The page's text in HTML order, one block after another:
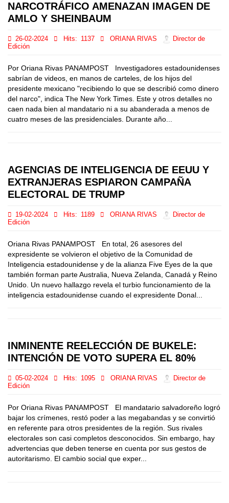
NARCOTRÁFICO AMENAZAN IMAGEN DE
AMLO Y SHEINBAUM
26-02-2024 Hits: 1137 ORIANA RIVAS
Director de
Edición
Por Oriana Rivas PANAMPOST Investigadores estadounidenses
sabrían de videos, en manos de carteles, de los hijos del
presidente mexicano "recibiendo lo que se describió como dinero
del narco", indica The New York Times. Este y otros detalles no
caen nada bien al mandatario ni a su abanderada a menos de
cuatro meses de las presidenciales. Durante año...
AGENCIAS DE INTELIGENCIA DE EEUU Y
EXTRANJERAS ESPIARON CAMPAÑA
ELECTORAL DE TRUMP
19-02-2024 Hits: 1189 ORIANA RIVAS
Director de
Edición
Oriana Rivas PANAMPOST En total, 26 asesores del
expresidente se volvieron el objetivo de la Comunidad de
Inteligencia estadounidense y de la alianza Five Eyes de la que
también forman parte Australia, Nueva Zelanda, Canadá y Reino
Unido. Un nuevo hallazgo revela el turbio funcionamiento de la
inteligencia estadounidense cuando el expresidente Donal...
INMINENTE REELECCIÓN DE BUKELE:
INTENCIÓN DE VOTO SUPERA EL 80%
05-02-2024 Hits: 1095 ORIANA RIVAS
Director de
Edición
Por Oriana Rivas PANAMPOST El mandatario salvadoreño logró
bajar los crímenes, restó poder a las megabandas y se convirtió
en referente para otros presidentes de la región. Sus rivales
electorales son casi completos desconocidos. Sin embargo, hay
advertencias que deben tenerse en cuenta por sus gestos de
autoritarismo. El cambio social que exper...